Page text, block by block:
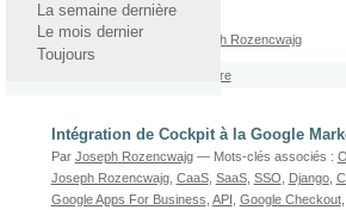
La semaine dernière
Le mois dernier
Toujours
Google Trends 2011
écrit le 23/09/2011 Joseph Rozencwajg
Septembre
Intégration de Cockpit à la Google
Par Joseph Rozencwajg — Mots-clés associés :
Joseph Rozencwajg, CaaS, SaaS, SSO, Django,
Google Apps For Business, API , Google Checkout,